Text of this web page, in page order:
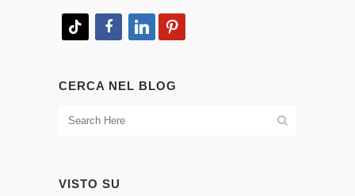
tiktok facebooklinkedinpinterest
CERCA NEL BLOG
VISTO SU